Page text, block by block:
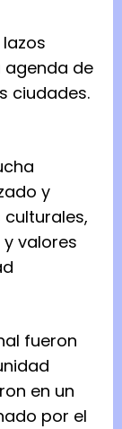
de
ciudades.
y
valores
fueron
en un
por el